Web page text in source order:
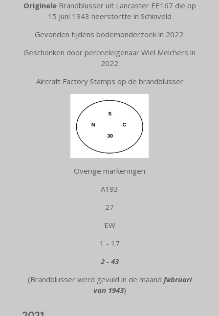
OrigineleBrandblusser uit Lancaster EE167 die op
15 juni 1943 neerstortte in Schinveld
Gevonden tijdens bodemonderzoek in 2022.
Geschonken door perceeleigenaar Wiel Melchers in
2022
Aircraft Factory Stamps op de brandblusser
Overige markeringen
A193
27
EW
1 - 17
2 - 43
(Brandblusser werd gevuld in de maand februari
van 1943)